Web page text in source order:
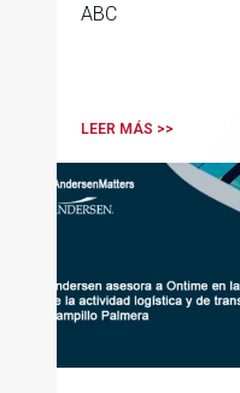
ABC
LEER MÁS >>